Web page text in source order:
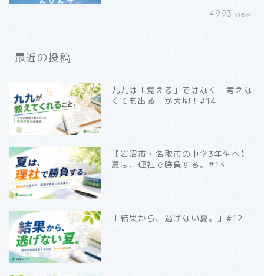
4993 view
最近の投稿
九九は「覚える」ではなく「考えな
くても出る」が大切！#14
【岩沼市・名取市の中学3年生へ】
夏は、理社で勝負する。#13
「結果から、逃げない夏。」#12